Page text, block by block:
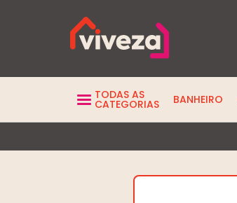
TODAS AS
CATEGORIAS BANHEIRO